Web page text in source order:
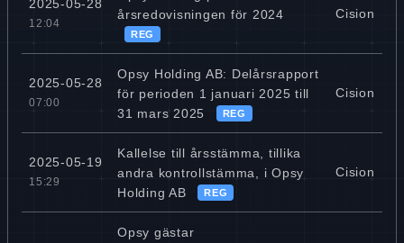
2025-05-28
12:04
årsredovisningen för 2024
REG
Cision
2025-05-28
07:00
Opsy Holding AB: Delårsrapport
för perioden 1 januari 2025 till
31 mars 2025
REG
Cision
2025-05-19
15:29
Kallelse till årsstämma, tillika
andra kontrollstämma, i Opsy
Holding AB
REG
Cision
Opsy gästar